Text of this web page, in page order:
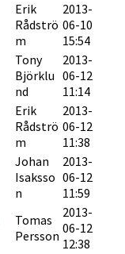
Erik
Rådströ
m
2013-
06-10
15:54
Tony
Björklu
nd
2013-
06-12
11:14
Erik
Rådströ
m
2013-
06-12
11:38
Johan
Isaksso
n
2013-
06-12
11:59
Tomas
Persson
2013-
06-12
12:38